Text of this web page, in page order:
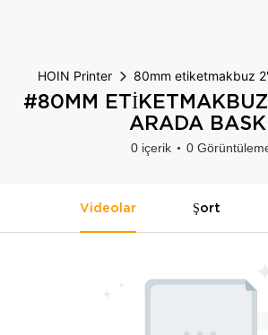
HOIN Printer 80mm etiketmakbuz
#80MM
ARADA
0 içerik 0
Videolar Şort